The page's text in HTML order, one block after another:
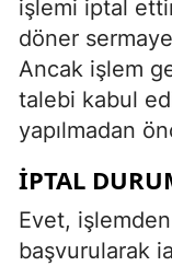
işlemi iptal
döner
Ancak işlem
talebi kabul
yapılmadan
İPTAL
Evet,
başvurularak